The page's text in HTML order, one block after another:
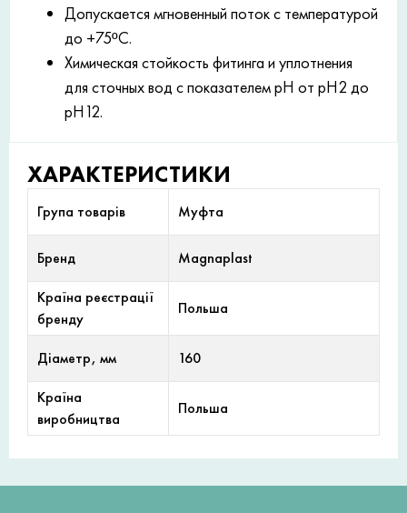
Допускается мгновенный поток с температурой
до +75ºC.
Химическая стойкость фитинга и уплотнения
для сточных вод с показателем рН от рН2 до
рН12.
ХАРАКТЕРИСТИКИ
Група товарів Муфта
Бренд Magnaplast
Країна реєстрації
бренду
Польша
Діаметр, мм 160
Країна
виробництва
Польша